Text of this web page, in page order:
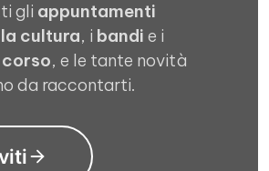
gli appuntamenti
cultura, i bandi e i
, e le tante novità
da raccontarti.